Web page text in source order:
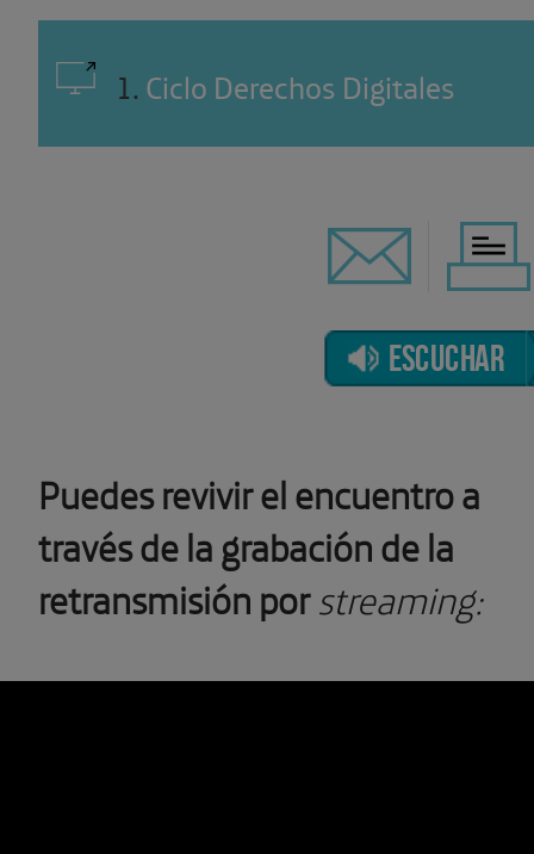
1. Ciclo Derechos Digitales
ESCUCHAR
Puedes revivir el encuentro a
través de la grabación de la
retransmisión porstreaming: